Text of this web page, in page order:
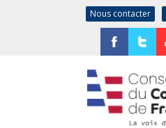
Nous contacter